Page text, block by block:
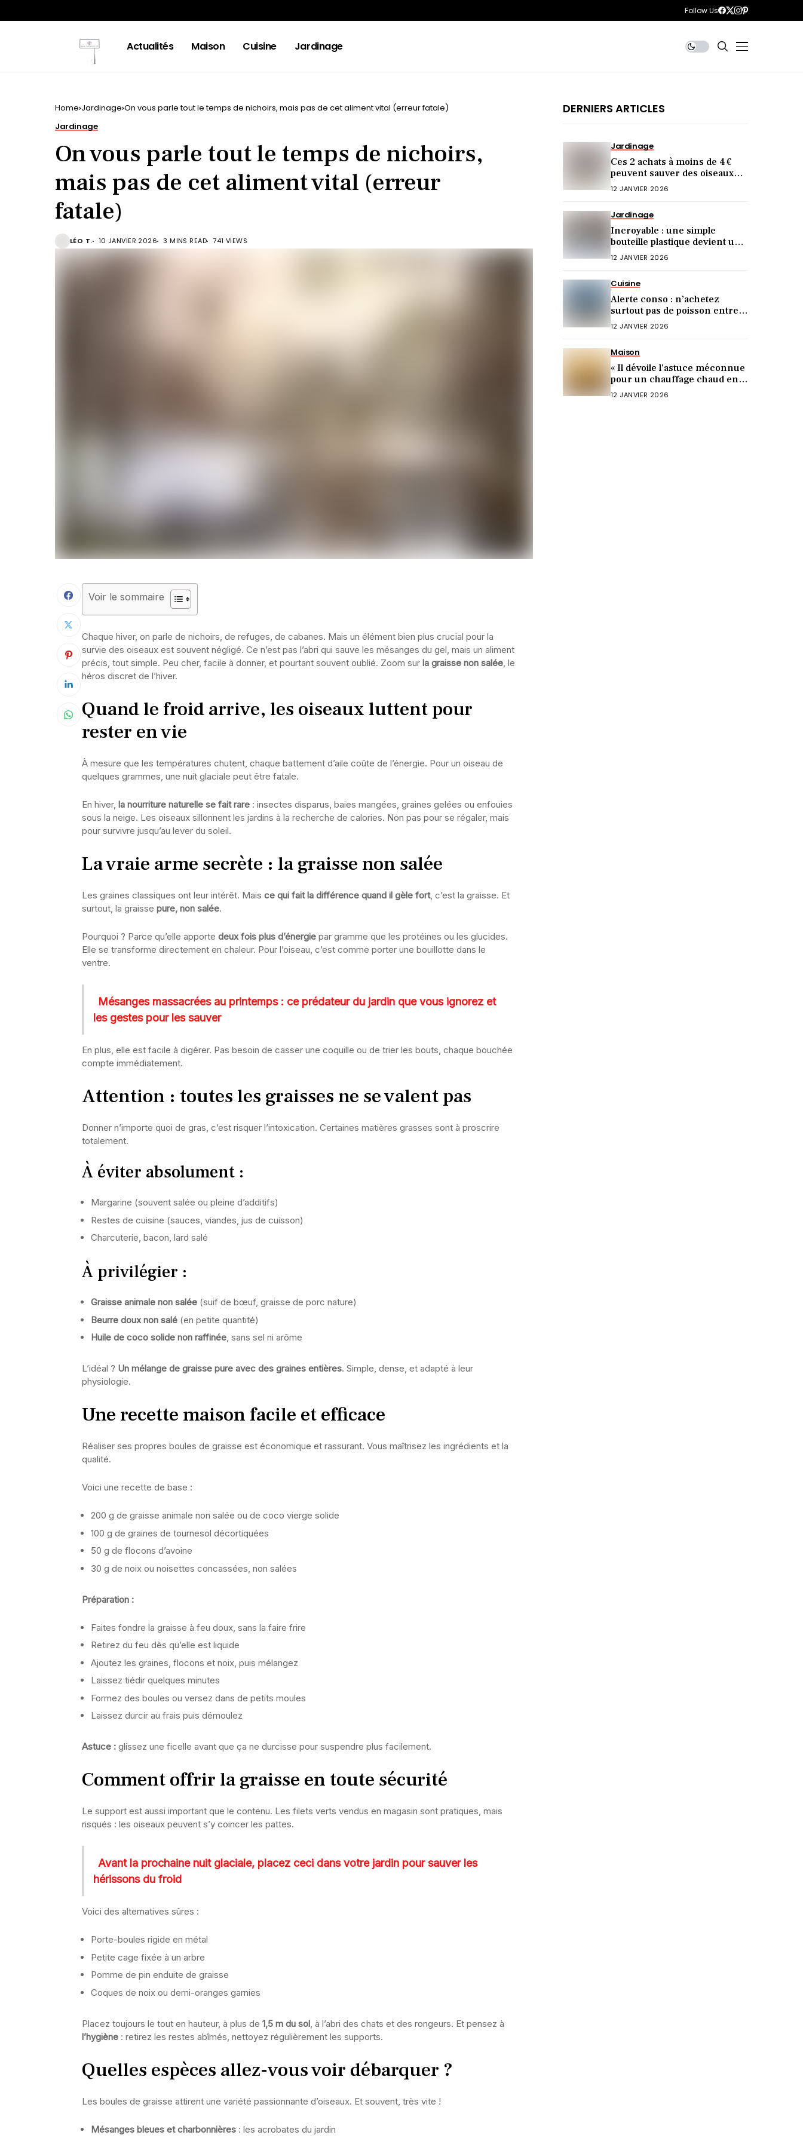
Follow Us
Actualités Maison Cuisine Jardinage
Home Jardinage On vous parle tout le temps de nichoirs, mais pas de cet aliment vital (erreur fatale)
Jardinage
On vous parle tout le temps de nichoirs,
mais pas de cet aliment vital (erreur
fatale)
LÉO T. 10 JANVIER 2026 3 MINS READ 741 VIEWS
Voir le sommaire
Chaque hiver, on parle de nichoirs, de refuges, de cabanes. Mais un élément bien plus crucial pour la
survie des oiseaux est souvent négligé. Ce n’est pas l’abri qui sauve les mésanges du gel, mais un aliment
précis, tout simple. Peu cher, facile à donner, et pourtant souvent oublié. Zoom sur la graisse non salée, le
héros discret de l’hiver.
Quand le froid arrive, les oiseaux luttent pour
rester en vie
À mesure que les températures chutent, chaque battement d’aile coûte de l’énergie. Pour un oiseau de
quelques grammes, une nuit glaciale peut être fatale.
En hiver, la nourriture naturelle se fait rare : insectes disparus, baies mangées, graines gelées ou enfouies
sous la neige. Les oiseaux sillonnent les jardins à la recherche de calories. Non pas pour se régaler, mais
pour survivre jusqu’au lever du soleil.
La vraie arme secrète : la graisse non salée
Les graines classiques ont leur intérêt. Mais ce qui fait la différence quand il gèle fort, c’est la graisse. Et
surtout, la graisse pure, non salée.
Pourquoi ? Parce qu’elle apporte deux fois plus d’énergie par gramme que les protéines ou les glucides.
Elle se transforme directement en chaleur. Pour l’oiseau, c’est comme porter une bouillotte dans le
ventre.
Mésanges massacrées au printemps : ce prédateur du jardin que vous ignorez et
les gestes pour les sauver
En plus, elle est facile à digérer. Pas besoin de casser une coquille ou de trier les bouts, chaque bouchée
compte immédiatement.
Attention : toutes les graisses ne se valent pas
Donner n’importe quoi de gras, c’est risquer l’intoxication. Certaines matières grasses sont à proscrire
totalement.
À éviter absolument :
Margarine (souvent salée ou pleine d’additifs)
Restes de cuisine (sauces, viandes, jus de cuisson)
Charcuterie, bacon, lard salé
À privilégier :
Graisse animale non salée (suif de bœuf, graisse de porc nature)
Beurre doux non salé (en petite quantité)
Huile de coco solide non raffinée, sans sel ni arôme
L’idéal ? Un mélange de graisse pure avec des graines entières. Simple, dense, et adapté à leur
physiologie.
Une recette maison facile et efficace
Réaliser ses propres boules de graisse est économique et rassurant. Vous maîtrisez les ingrédients et la
qualité.
Voici une recette de base :
200 g de graisse animale non salée ou de coco vierge solide
100 g de graines de tournesol décortiquées
50 g de flocons d’avoine
30 g de noix ou noisettes concassées, non salées
Préparation :
Faites fondre la graisse à feu doux, sans la faire frire
Retirez du feu dès qu’elle est liquide
Ajoutez les graines, flocons et noix, puis mélangez
Laissez tiédir quelques minutes
Formez des boules ou versez dans de petits moules
Laissez durcir au frais puis démoulez
Astuce : glissez une ficelle avant que ça ne durcisse pour suspendre plus facilement.
Comment offrir la graisse en toute sécurité
Le support est aussi important que le contenu. Les filets verts vendus en magasin sont pratiques, mais
risqués : les oiseaux peuvent s’y coincer les pattes.
Avant la prochaine nuit glaciale, placez ceci dans votre jardin pour sauver les
hérissons du froid
Voici des alternatives sûres :
Porte-boules rigide en métal
Petite cage fixée à un arbre
Pomme de pin enduite de graisse
Coques de noix ou demi-oranges garnies
Placez toujours le tout en hauteur, à plus de 1,5 m du sol , à l’abri des chats et des rongeurs. Et pensez à
l’hygiène : retirez les restes abîmés, nettoyez régulièrement les supports.
Quelles espèces allez-vous voir débarquer ?
Les boules de graisse attirent une variété passionnante d’oiseaux. Et souvent, très vite !
Mésanges bleues et charbonnières : les acrobates du jardin
DERNIERS ARTICLES
Jardinage
Ces 2 achats à moins de 4 €
peuvent sauver des oiseaux
cet hiver (et vous ne le saviez
12 JANVIER 2026
Jardinage
Incroyable : une simple
bouteille plastique devient une
mangeoire idéale !
12 JANVIER 2026
Cuisine
Alerte conso : n’achetez
surtout pas de poisson entre
Noël et le Nouvel An (voici
12 JANVIER 2026
Maison
« Il dévoile l’astuce méconnue
pour un chauffage chaud en 5
min ! »
12 JANVIER 2026